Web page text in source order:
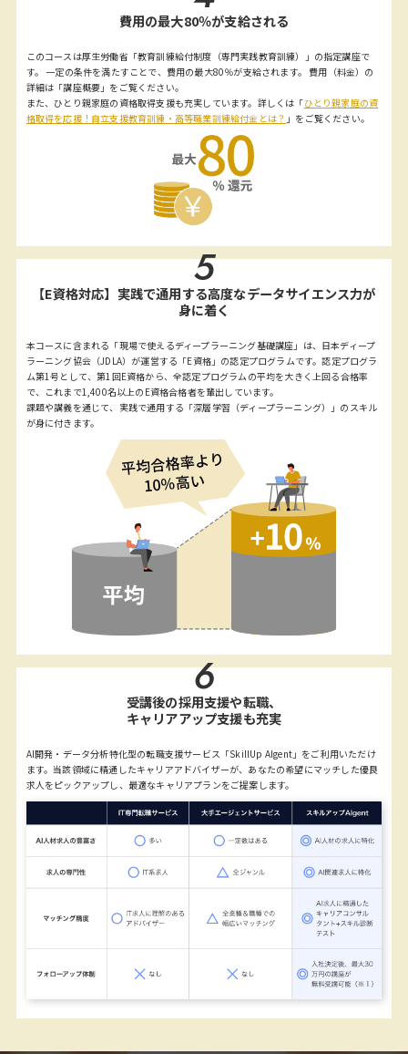
費用の最大80％が支給される
このコースは厚生労働省「教育訓練給付制度（専門実践教育訓練）」の指定講座で
す。 一定の条件を満たすことで、費用の最大80％が支給されます。 費用（料金）の
詳細は「講座概要」をご覧ください。
また、ひとり親家庭の資格取得支援も充実しています。詳しくは「ひとり親家庭の資
格取得を応援！自立支援教育訓練・高等職業訓練給付金とは？ 」をご覧ください。
5
【E資格対応】実践で通用する高度なデータサイエンス力が
身に着く
本コースに含まれる「現場で使えるディープラーニング基礎講座」は、日本ディープ
ラーニング協会（JDLA）が運営する「E資格」の認定プログラムです。認定プログラ
ム第1号として、第1回E資格から、全認定プログラムの平均を大きく上回る合格率
で、これまで1,400名以上のE資格合格者を輩出しています。
課題や講義を通じて、実践で通用する「深層学習（ディープラーニング）」のスキル
が身に付きます。
6
受講後の採用支援や転職、
キャリアアップ支援も充実
AI開発・データ分析特化型の転職支援サービス「SkillUp AIgent」をご利用いただけ
ます。当該領域に精通したキャリアアドバイザーが、あなたの希望にマッチした優良
求人をピックアップし、最適なキャリアプランをご提案します。